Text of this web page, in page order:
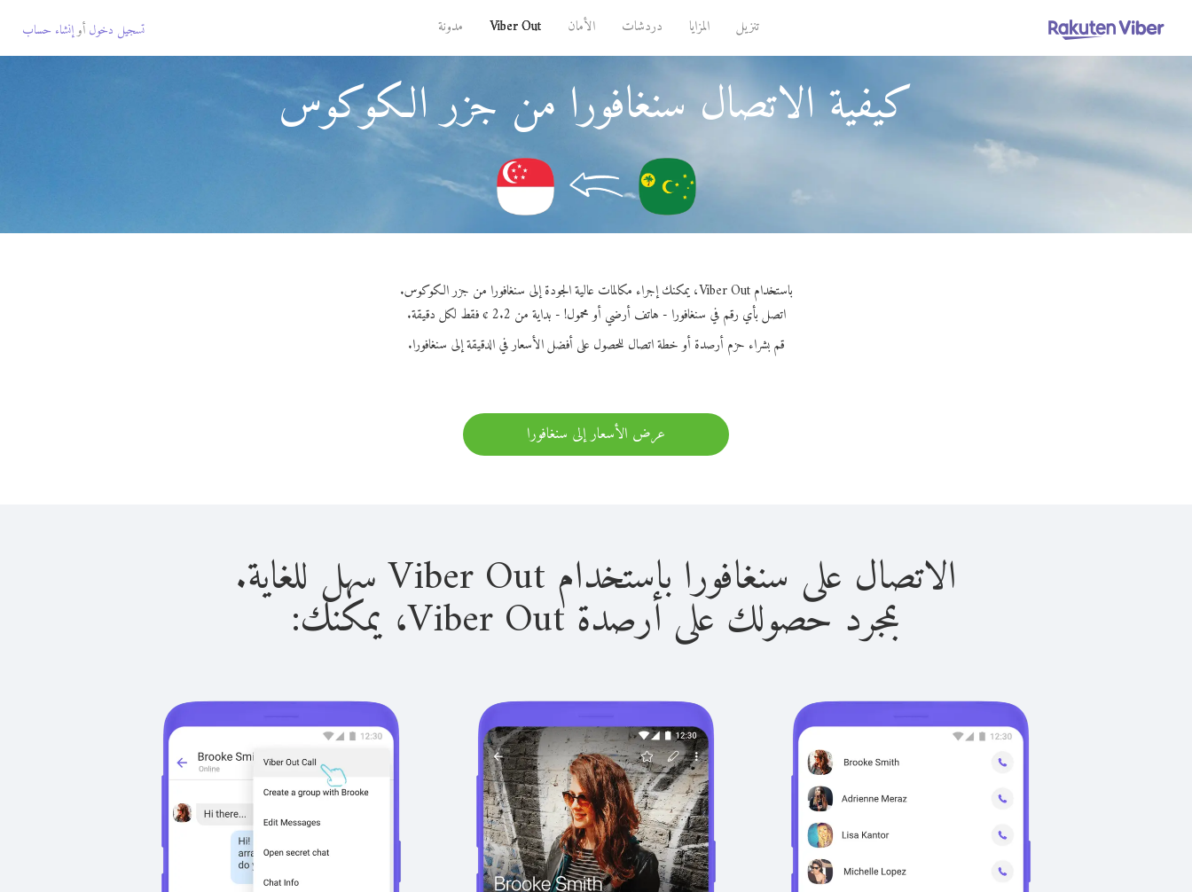
تنزيل المزايا دردشات الأمان Viber Out مدونة تسجيل دخول أوإنشاء حساب
كيفية الاتصال سنغافورا من جزر الكوكوس
باستخدام Viber Out، يمكنك إجراء مكالمات عالية الجودة إلى سنغافورا من جزر الكوكوس.
اتصل بأي رقم في سنغافورا - هاتف أرضي أو محمول! - بداية من 2.2 ¢ فقط لكل دقيقة.
قم بشراء حزم أرصدة أو خطة اتصال للحصول على أفضل الأسعار في الدقيقة إلى سنغافورا.
عرض الأسعار إلى سنغافورا
الاتصال على سنغافورا باستخدام Viber Out سهل للغاية.
بمجرد حصولك على أرصدة Viber Out، يمكنك: